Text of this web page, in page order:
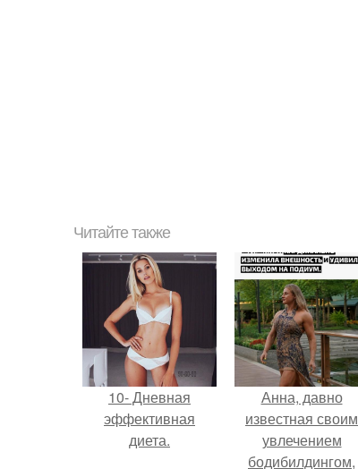
Читайте также
10- Дневная
эффективная
диета.
Анна, давно
известная своим
увлечением
бодибилдингом,